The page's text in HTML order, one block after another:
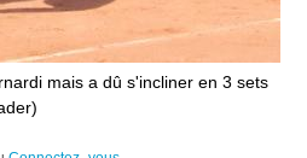
mais a dû s'incliner en 3 sets